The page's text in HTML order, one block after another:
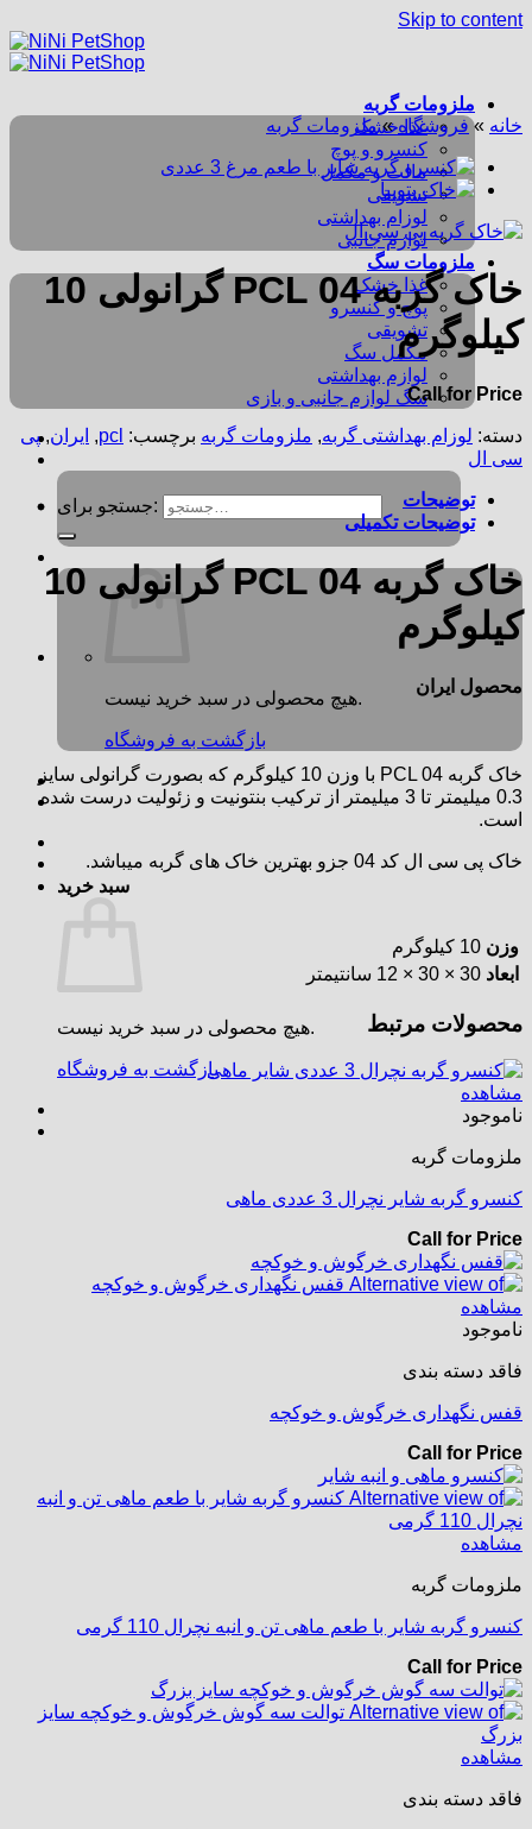
Skip to content
ملزومات گربه
غذا خشک
کنسرو و پوچ
مالت و مکمل
تشویقی
لوزام بهداشتی
لوازم جانبی
ملزومات سگ
غذا خشک
پوچ و کنسرو
تشویقی
مکمل سگ
لوازم بهداشتی
سگ لوازم جانبی و بازی
جستجو برای:
هیچ محصولی در سبد خرید نیست.
بازگشت به فروشگاه
سبد خرید
هیچ محصولی در سبد خرید نیست.
بازگشت به فروشگاه
خانه » فروشگاه » ملزومات گربه
خاک گربه PCL 04 گرانولی 10
کیلوگرم
Call for Price
دسته: لوزام بهداشتی گربه, ملزومات گربه برچسب: pcl
, ایران,پی
سی ال
توضیحات
توضیحات تکمیلی
خاک گربه PCL 04 گرانولی 10
کیلوگرم
محصول ایران
خاک گربه PCL 04 با وزن 10 کیلوگرم که بصورت گرانولی سایز
0.3 میلیمتر تا 3 میلیمتر از ترکیب بنتونیت و زئولیت درست شده
است.
خاک پی سی ال کد 04 جزو بهترین خاک های گربه میباشد.
وزن 10 کیلوگرم
ابعاد 30 × 30 × 12 سانتیمتر
محصولات مرتبط
مشاهده
ناموجود
ملزومات گربه
کنسرو گربه شایر نچرال 3 عددی ماهی
Call for Price
مشاهده
ناموجود
فاقد دسته بندی
قفس نگهداری خرگوش و خوکچه
Call for Price
مشاهده
ملزومات گربه
کنسرو گربه شایر با طعم ماهی تن و انبه نچرال 110 گرمی
Call for Price
مشاهده
فاقد دسته بندی